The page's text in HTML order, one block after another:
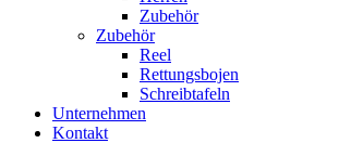
Zubehör
Zubehör
Reel
Rettungsbojen
Schreibtafeln
Unternehmen
Kontakt